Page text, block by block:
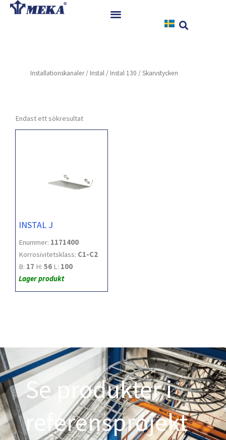
Hoppa
Referenser
Installationskanaler/ Instal / Instal 130 / Skarvstycken
Endast ett sökresultat
INSTAL J
Enummer: 1171400
Korrosivitetsklass: C1-C2
B: 17 H: 56 L: 100
Lager produkt
Se produkter i
referensprojekt